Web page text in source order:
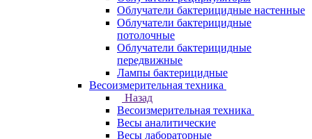
Облучатели бактерицидные настенные
Облучатели бактерицидные
потолочные
Облучатели бактерицидные
передвижные
Лампы бактерицидные
Весоизмерительная техника
Назад
Весоизмерительная техника
Весы аналитические
Весы лабораторные